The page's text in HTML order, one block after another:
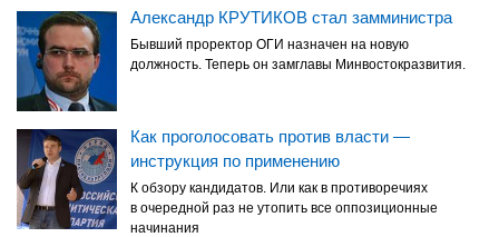
Александр КРУТИКОВ стал замминистра
Бывший проректор ОГИ назначен на новую
должность. Теперь он замглавы Минвостокразвития.
Как проголосовать против власти —
инструкция по применению
К обзору кандидатов. Или как в противоречиях
в очередной раз не утопить все оппозиционные
начинания